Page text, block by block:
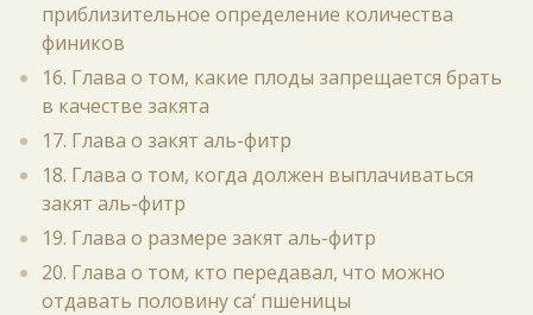
приблизительное определение количества
фиников
16. Глава о том, какие плоды запрещается брать
в качестве закята
17. Глава о закят аль-фитр
18. Глава о том, когда должен выплачиваться
закят аль-фитр
19. Глава о размере закят аль-фитр
20. Глава о том, кто передавал, что можно
отдавать половину са‘ пшеницы